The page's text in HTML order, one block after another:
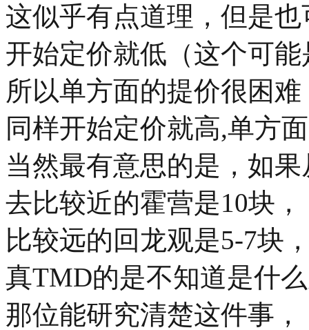
这似乎有点道理，但是
开始定价就低（这个可
所以单方面的提价很困难
同样开始定价就高,单方
当然最有意思的是，如
去比较近的霍营是10块，
比较远的回龙观是5-7块
真TMD的是不知道是什
那位能研究清楚这件事，